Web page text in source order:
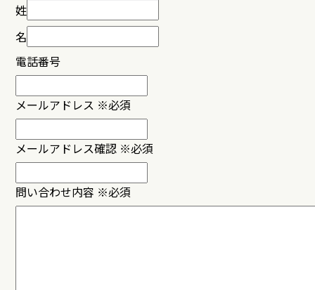
姓
名
電話番号
メールアドレス ※必須
メールアドレス確認 ※必須
問い合わせ内容 ※必須